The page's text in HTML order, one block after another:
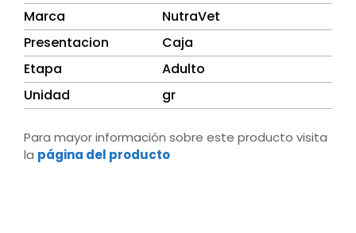
Marca
NutraVet
Presentacion
Caja
Etapa
Adulto
Unidad
gr
Para mayor información sobre este producto visita
la página del producto